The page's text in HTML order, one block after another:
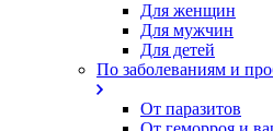
Для женщин
Для мужчин
Для детей
По заболеваниям и
От паразитов